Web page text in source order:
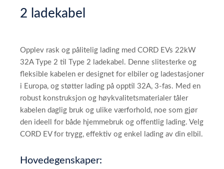
2 ladekabel
Opplev rask og pålitelig lading med CORD EVs 22kW
32A Type 2 til Type 2 ladekabel. Denne slitesterke og
fleksible kabelen er designet for elbiler og ladestasjoner
i Europa, og støtter lading på opptil 32A, 3-fas. Med en
robust konstruksjon og høykvalitetsmaterialer tåler
kabelen daglig bruk og ulike værforhold, noe som gjør
den ideell for både hjemmebruk og offentlig lading. Velg
CORD EV for trygg, effektiv og enkel lading av din elbil.
Hovedegenskaper: